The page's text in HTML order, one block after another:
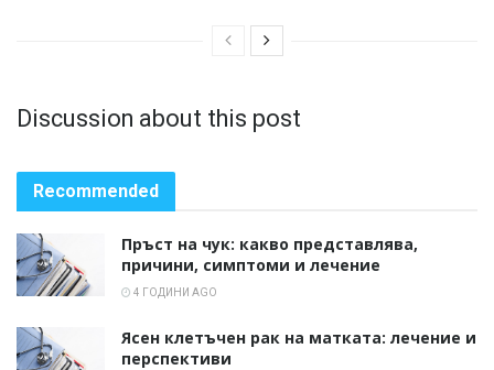
Discussion about this post
Recommended
Пръст на чук: какво представлява,
причини, симптоми и лечение
4 ГОДИНИ AGO
Ясен клетъчен рак на матката: лечение и
перспективи